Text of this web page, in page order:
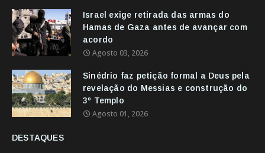
Israel exige retirada das armas do
Hamas de Gaza antes de avançar com
acordo
Agosto 03, 2026
Sinédrio faz petição formal a Deus pela
revelação do Messias e construção do
3º Templo
Agosto 01, 2026
DESTAQUES